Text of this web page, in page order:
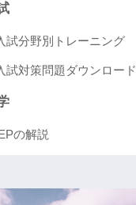
試分野別トレーニング
試対策問題ダウンロード
の解説